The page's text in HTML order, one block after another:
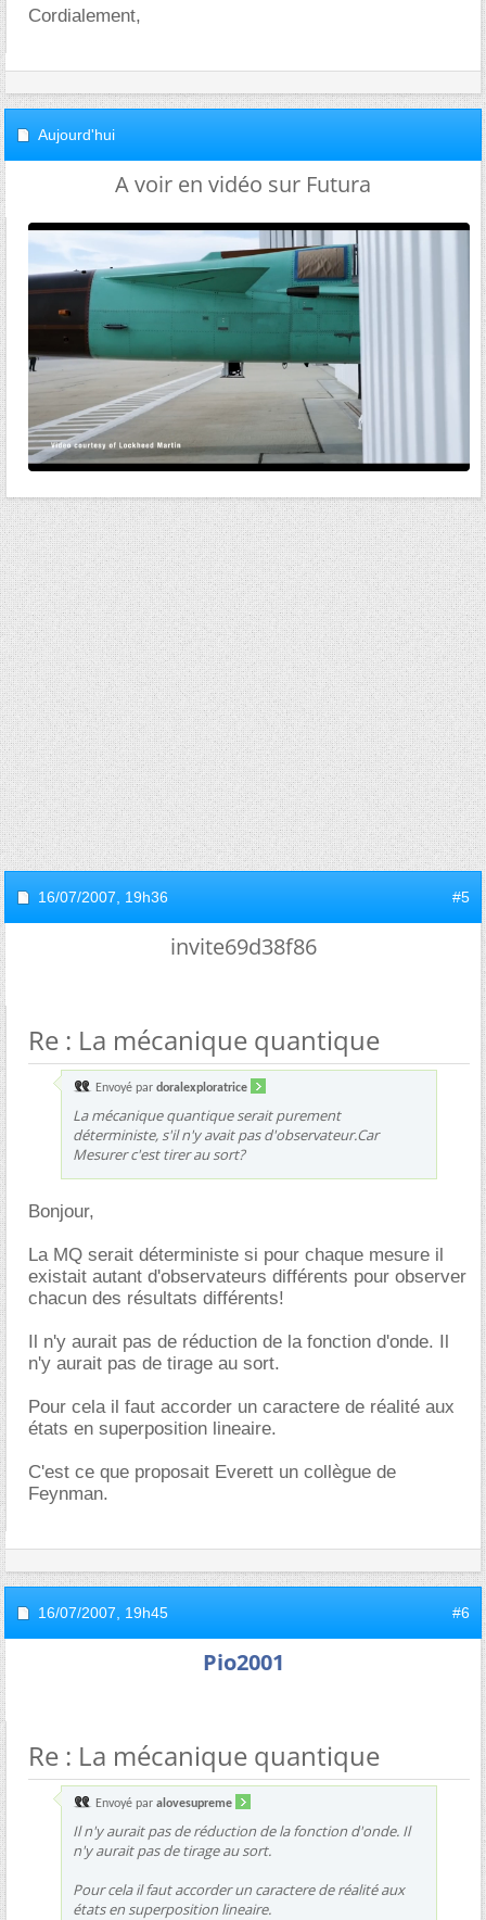
Cordialement,
Aujourd'hui
A voir en vidéo sur Futura
16/07/2007, 19h36 #5
invite69d38f86
Re : La mécanique quantique
Envoyé par doralexploratrice
La mécanique quantique serait purement
déterministe, s'il n'y avait pas d'observateur.Car
Mesurer c'est tirer au sort?
Bonjour,
La MQ serait déterministe si pour chaque mesure il
existait autant d'observateurs différents pour observer
chacun des résultats différents!
Il n'y aurait pas de réduction de la fonction d'onde. Il
n'y aurait pas de tirage au sort.
Pour cela il faut accorder un caractere de réalité aux
états en superposition lineaire.
C'est ce que proposait Everett un collègue de
Feynman.
16/07/2007, 19h45 #6
Pio2001
Re : La mécanique quantique
Envoyé par alovesupreme
Il n'y aurait pas de réduction de la fonction d'onde. Il
n'y aurait pas de tirage au sort.
Pour cela il faut accorder un caractere de réalité aux
états en superposition lineaire.